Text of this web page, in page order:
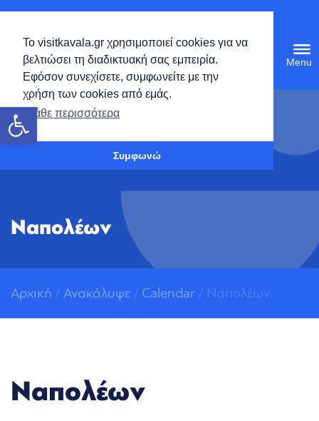
Το visitkavala.gr χρησιμοποιεί cookies για να
βελτιώσει τη διαδικτυακή σας εμπειρία.
Εφόσον συνεχίσετε, συμφωνείτε με την
χρήση των cookies από εμάς.
Μάθε περισσότερα
Συμφωνώ
Ανοίξτε τη γραμμή εργαλείων
Ναπολέων
Αρχική / Ανακάλυψε / Calendar / Ναπολέων
Ναπολέων